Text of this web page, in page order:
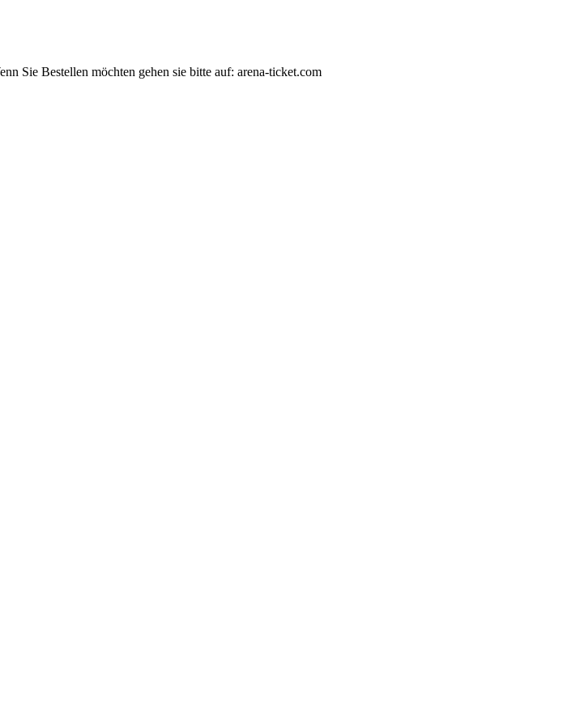
Sie Bestellen möchten gehen sie bitte auf: arena-ticket.com